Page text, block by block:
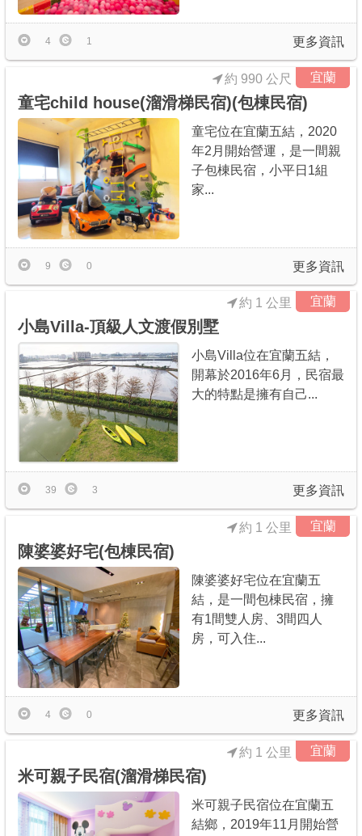
更多資訊
4 1
宜蘭
童宅child house(溜滑梯民宿)(包棟民宿)
約 990 公尺
童宅位在宜蘭五結，2020
年2月開始營運，是一間親
子包棟民宿，小平日1組
家...
更多資訊
9 0
宜蘭
小島Villa-頂級人文渡假別墅
約 1 公里
小島Villa位在宜蘭五結，
開幕於2016年6月，民宿最
大的特點是擁有自己...
更多資訊
39 3
宜蘭
陳婆婆好宅(包棟民宿)
約 1 公里
陳婆婆好宅位在宜蘭五
結，是一間包棟民宿，擁
有1間雙人房、3間四人
房，可入住...
更多資訊
4 0
宜蘭
米可親子民宿(溜滑梯民宿)
約 1 公里
米可親子民宿位在宜蘭五
結鄉，2019年11月開始營